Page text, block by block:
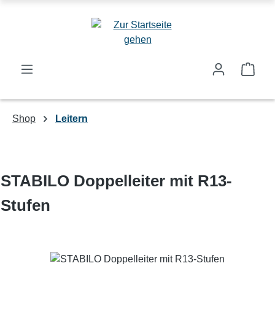
Shop Leitern
STABILO Doppelleiter mit R13-
Stufen
Bildergalerie überspringen